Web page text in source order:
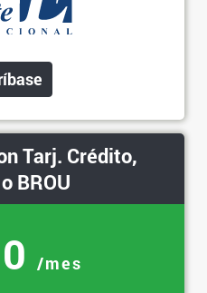
Tarj. Crédito,
BROU
/mes